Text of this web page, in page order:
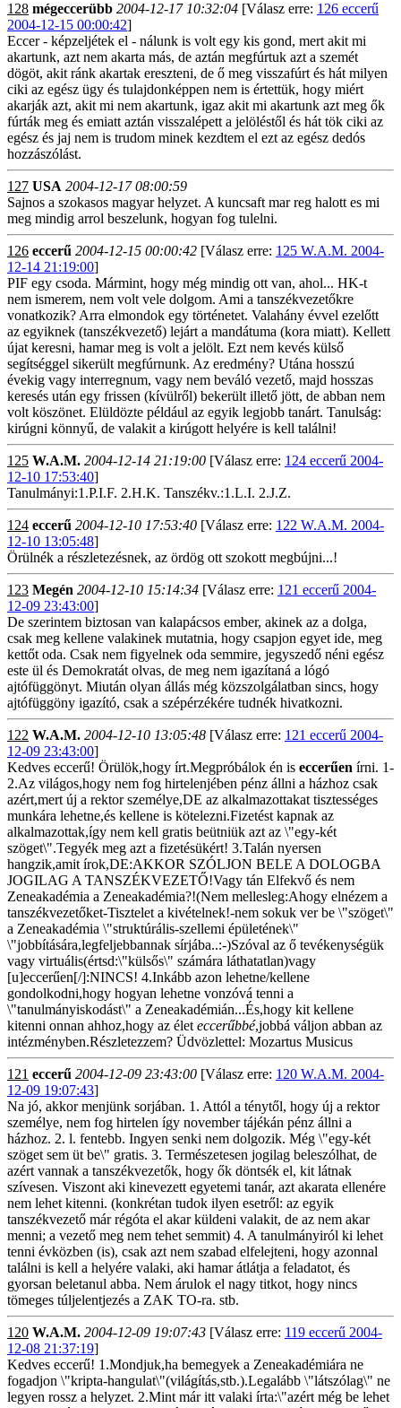
128 mégeccerübb 2004-12-17 10:32:04 [Válasz erre: 126 eccerű
2004-12-15 00:00:42]
Eccer - képzeljétek el - nálunk is volt egy kis gond, mert akit mi
akartunk, azt nem akarta más, de aztán megfúrtuk azt a szemét
dögöt, akit ránk akartak ereszteni, de ő meg visszafúrt és hát milyen
ciki az egész ügy és tulajdonképpen nem is értettük, hogy miért
akarják azt, akit mi nem akartunk, igaz akit mi akartunk azt meg ők
fúrták meg és emiatt aztán visszalépett a jelöléstől és hát tök ciki az
egész és jaj nem is trudom minek kezdtem el ezt az egész dedós
hozzászólást.
127 USA 2004-12-17 08:00:59
Sajnos a szokasos magyar helyzet. A kuncsaft mar reg halott es mi
meg mindig arrol beszelunk, hogyan fog tulelni.
126 eccerű 2004-12-15 00:00:42 [Válasz erre: 125 W.A.M. 2004-
12-14 21:19:00]
PIF egy csoda. Mármint, hogy még mindig ott van, ahol... HK-t
nem ismerem, nem volt vele dolgom. Ami a tanszékvezetőkre
vonatkozik? Arra elmondok egy történetet. Valahány évvel ezelőtt
az egyiknek (tanszékvezető) lejárt a mandátuma (kora miatt). Kellett
újat keresni, hamar meg is volt a jelölt. Ezt nem kevés külső
segítséggel sikerült megfúrnunk. Az eredmény? Utána hosszú
évekig vagy interregnum, vagy nem beváló vezető, majd hosszas
keresés után egy frissen (kívülről) bekerült illető jött, de abban nem
volt köszönet. Elüldözte például az egyik legjobb tanárt. Tanulság:
kirúgni könnyű, de valakit a kirúgott helyére is kell találni!
125 W.A.M. 2004-12-14 21:19:00 [Válasz erre: 124 eccerű 2004-
12-10 17:53:40]
Tanulmányi:1.P.I.F. 2.H.K. Tanszékv.:1.L.I. 2.J.Z.
124 eccerű 2004-12-10 17:53:40 [Válasz erre: 122 W.A.M. 2004-
12-10 13:05:48]
Örülnék a részletezésnek, az ördög ott szokott megbújni...!
123 Megén 2004-12-10 15:14:34 [Válasz erre: 121 eccerű 2004-
12-09 23:43:00]
De szerintem biztosan van kalapácsos ember, akinek az a dolga,
csak meg kellene valakinek mutatnia, hogy csapjon egyet ide, meg
kettőt oda. Csak nem figyelnek oda semmire, jegyszedő néni egész
este ül és Demokratát olvas, de meg nem igazítaná a lógó
ajtófüggönyt. Miután olyan állás még közszolgálatban sincs, hogy
ajtófüggöny igazító, csak a szépérzékére tudnék hivatkozni.
122 W.A.M. 2004-12-10 13:05:48 [Válasz erre: 121 eccerű 2004-
12-09 23:43:00]
Kedves eccerű! Örülök,hogy írt.Megpróbálok én is eccerűen írni. 1-
2.Az világos,hogy nem fog hirtelenjében pénz állni a házhoz csak
azért,mert új a rektor személye,DE az alkalmazottakat tisztességes
munkára lehetne,és kellene is kötelezni.Fizetést kapnak az
alkalmazottak,így nem kell gratis beütniük azt az \"egy-két
szöget\".Tegyék meg azt a fizetésükért! 3.Talán nyersen
hangzik,amit írok,DE:AKKOR SZÓLJON BELE A DOLOGBA
JOGILAG A TANSZÉKVEZETŐ!Vagy tán Elfekvő és nem
Zeneakadémia a Zeneakadémia?!(Nem mellesleg:Ahogy elnézem a
tanszékvezetőket-Tisztelet a kivételnek!-nem sokuk ver be \"szöget\"
a Zeneakadémia \"struktúrális-szellemi épületének\"
\"jobbítására,legfeljebbannak sírjába..:-)Szóval az ő tevékenységük
vagy virtuális(értsd:\"külsős\" számára láthatatlan)vagy
[u]eccerűen[/]:NINCS! 4.Inkább azon lehetne/kellene
gondolkodni,hogy hogyan lehetne vonzóvá tenni a
\"tanulmányiskodást\" a Zeneakadémián...És,hogy kit kellene
kitenni onnan ahhoz,hogy az élet eccerűbbé,jobbá váljon abban az
intézményben.Részletezzem? Üdvözlettel: Mozartus Musicus
121 eccerű 2004-12-09 23:43:00 [Válasz erre: 120 W.A.M. 2004-
12-09 19:07:43]
Na jó, akkor menjünk sorjában. 1. Attól a ténytől, hogy új a rektor
személye, nem fog hirtelen így november tájékán pénz állni a
házhoz. 2. l. fentebb. Ingyen senki nem dolgozik. Még \"egy-két
szöget sem üt be\" gratis. 3. Természetesen jogilag beleszólhat, de
azért vannak a tanszékvezetők, hogy ők döntsék el, kit látnak
szívesen. Viszont aki kinevezett egyetemi tanár, azt akarata ellenére
nem lehet kitenni. (konkrétan tudok ilyen esetről: az egyik
tanszékvezető már régóta el akar küldeni valakit, de az nem akar
menni; a vezető meg nem tehet semmit) 4. A tanulmányiról ki lehet
tenni évközben (is), csak azt nem szabad elfelejteni, hogy azonnal
találni is kell a helyére valaki, aki hamar átlátja a feladatot, és
gyorsan beletanul abba. Nem árulok el nagy titkot, hogy nincs
tömeges túljelentjezés a ZAK TO-ra. stb.
120 W.A.M. 2004-12-09 19:07:43 [Válasz erre: 119 eccerű 2004-
12-08 21:37:19]
Kedves eccerű! 1.Mondjuk,ha bemegyek a Zeneakadémiára ne
fogadjon \"kripta-hangulat\"(világítás,stb.).Legalább \"látszólag\" ne
legyen rossz a helyzet. 2.Mint már itt valaki írta:\"azért még be lehet